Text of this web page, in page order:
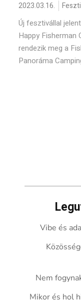
2023.03.16.
Új fesztivállal
Happy Fisherman
rendezik meg a
Panoráma
Vibe és
Nem
Mikor és hol